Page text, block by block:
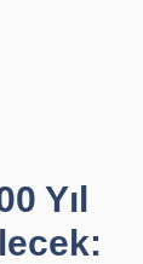
Yıl